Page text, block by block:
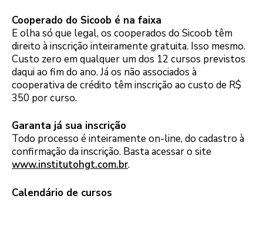
Cooperado do Sicoob é na faixa
E olha só que legal, os cooperados do Sicoob têm
direito à inscrição inteiramente gratuita. Isso mesmo.
Custo zero em qualquer um dos 12 cursos previstos
daqui ao fim do ano. Já os não associados à
cooperativa de crédito têm inscrição ao custo de R$
350 por curso.
Garanta já sua inscrição
Todo processo é inteiramente on-line, do cadastro à
confirmação da inscrição. Basta acessar o site
www.institutohgt.com.br.
Calendário de cursos